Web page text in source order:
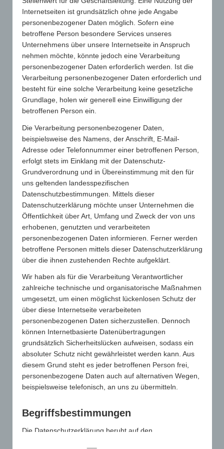
übernommene Pauschalsteuer ein zweites Geschenk ist. Das
heißt, der Wert des Werbeartikels nebst Steuer wird
zusammengerechnet. Überschreitet die Summe dann den
Betrag von 35 Euro, entfällt der Betriebsausgabenabzug. Für die
Praxis hätte das Urteil fatale Folgen, denn bisher wurde die
Pauschalsteuer nicht in die 35 Euro-Grenze mit eingerechnet.
Die gegenständlichen Werbeträger hätten also deutlich billiger
werden müssen, um noch genug Raum für die Pauschalsteuer
zu lassen, die immerhin 30 Prozent beträgt. Auf Nachfrage des
Gesamtverbandes der Werbeartikel-Wirtschaft e.V. gibt das
Bundesfinanzministerium nun Entwarnung. Zwar wird das Urteil
Finanzbeamten bindend, aber es soll eine Fußnote gesetzt
werden. In dieser soll auf das Verwaltungsschreiben vom 19.
Mai 2015 verwiesen werden. Das heißt, für den
Betriebsausgabenabzug (35 Euro-Grenze) zählt allein der Wert
des Werbeartikels!
Hintergrund
Beim Empfänger zählen Geschenke, die die Geschäftsbeziehung
fördern, zum Einkommen und sind deshalb zu versteuern. Der
Unternehmer kann die Einkommensteuer für den Empfänger
des Werbeartikels aber auch pauschal übernehmen. Nach
Ansicht der Rechtsprechung kann der schenkende
Geschäftspartner die Aufwendungen für den Werbeartikel als
Betriebsausgabe abziehen, wenn dieser und die Steuer
zusammen höchstens 35 Euro pro Jahr und Geschäftspartner
betragen. Bisher rechnete die Finanzverwaltung die
übernommene Pauschalsteuer nicht in die 35-Euro-Grenze ein,
was für die Unternehmer günstiger war (H 37b EStR). Nach
Auskunft des Bundesfinanzministeriums soll es bei dieser
Rechtslage bleiben.
Foto: https://de.123rf.com/ Urheber : morganka
Anmerkung: 2024 wurde die 35-Euro-Grenze auf 50,00 Euro
angepasst.
Internetseiten ist grundsätzlich ohne jede Angabe
personenbezogener Daten möglich. Sofern eine
betroffene Person besondere Services unseres
Unternehmens über unsere Internetseite in Anspruch
nehmen möchte, könnte jedoch eine Verarbeitung
personenbezogener Daten erforderlich werden. Ist die
Verarbeitung personenbezogener Daten erforderlich und
besteht für eine solche Verarbeitung keine gesetzliche
Grundlage, holen wir generell eine Einwilligung der
betroffenen Person ein.
Die Verarbeitung personenbezogener Daten,
beispielsweise des Namens, der Anschrift, E-Mail-
Adresse oder Telefonnummer einer betroffenen Person,
erfolgt stets im Einklang mit der Datenschutz-
Grundverordnung und in Übereinstimmung mit den für
uns geltenden landesspezifischen
Datenschutzbestimmungen. Mittels dieser
Datenschutzerklärung möchte unser Unternehmen die
Öffentlichkeit über Art, Umfang und Zweck der von uns
erhobenen, genutzten und verarbeiteten
personenbezogenen Daten informieren. Ferner werden
betroffene Personen mittels dieser Datenschutzerklärung
über die ihnen zustehenden Rechte aufgeklärt.
Wir haben als für die Verarbeitung Verantwortlicher
zahlreiche technische und organisatorische Maßnahmen
umgesetzt, um einen möglichst lückenlosen Schutz der
über diese Internetseite verarbeiteten
personenbezogenen Daten sicherzustellen. Dennoch
können Internetbasierte Datenübertragungen
grundsätzlich Sicherheitslücken aufweisen, sodass ein
absoluter Schutz nicht gewährleistet werden kann. Aus
diesem Grund steht es jeder betroffenen Person frei,
personenbezogene Daten auch auf alternativen Wegen,
beispielsweise telefonisch, an uns zu übermitteln.
Begriffsbestimmungen
Die Datenschutzerklärung beruht auf den